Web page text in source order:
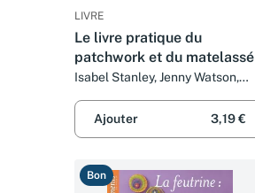
LIVRE
Le livre pratique du
patchwork et du matelassé
Isabel Stanley, Jenny Watson,
Ajouter
3,19 €
Bon